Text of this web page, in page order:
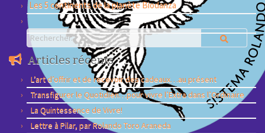
Les 5 continents de la planète Biodanza
Articles récents
L’art d’offrir et de recevoir des cadeaux…au présent
Transfigurer le Quotidien…pour vivre l’Extra dans l’Ordinaire
La Quintessence de Vivre!
Lettre à Pilar, par Rolando Toro Araneda